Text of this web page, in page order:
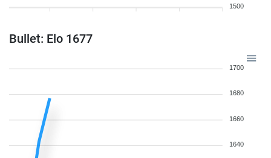
1500
Bullet: Elo 1677
1700
1680
1660
1640